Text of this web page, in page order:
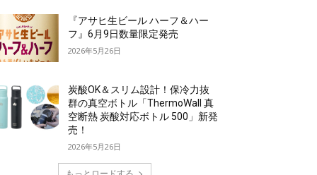
『アサヒ生ビール ハーフ＆ハー
フ』6月9日数量限定発売
2026年5月26日
炭酸OK＆スリム設計！保冷力抜
群の真空ボトル「ThermoWall 真
空断熱 炭酸対応ボトル 500」新発
売！
2026年5月26日